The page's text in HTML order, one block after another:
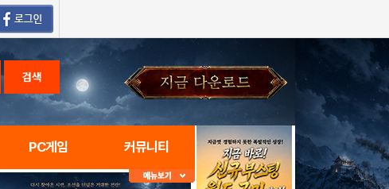
검색
PC게임 커뮤니티